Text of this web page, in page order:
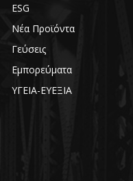
ESG
Νέα Προϊόντα
Γεύσεις
Εμπορεύματα
ΥΓΕΙΑ-ΕΥΕΞΙΑ